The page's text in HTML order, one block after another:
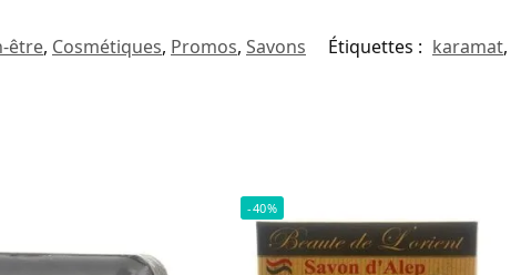
être, Cosmétiques, Promos, Savons Étiquettes : karamat,
-40%